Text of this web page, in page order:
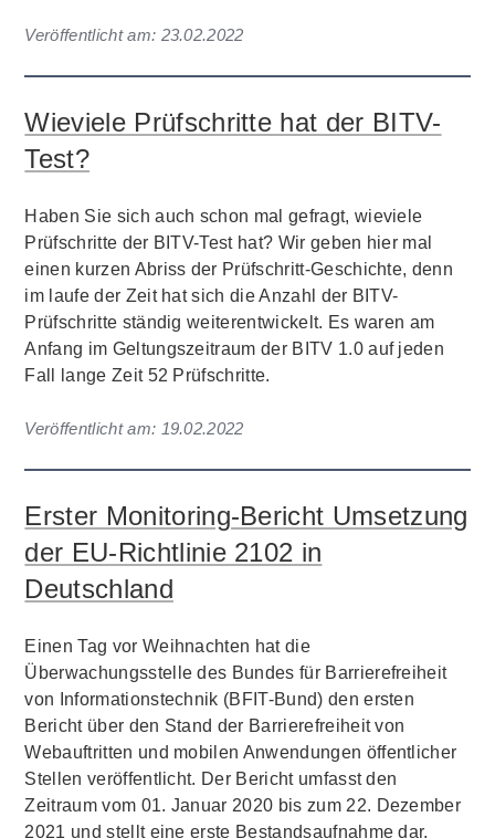
Veröffentlicht am: 23.02.2022
Wieviele Prüfschritte hat der BITV-
Test?
Haben Sie sich auch schon mal gefragt, wieviele
Prüfschritte der BITV-Test hat? Wir geben hier mal
einen kurzen Abriss der Prüfschritt-Geschichte, denn
im laufe der Zeit hat sich die Anzahl der BITV-
Prüfschritte ständig weiterentwickelt. Es waren am
Anfang im Geltungszeitraum der BITV 1.0 auf jeden
Fall lange Zeit 52 Prüfschritte.
Veröffentlicht am: 19.02.2022
Erster Monitoring-Bericht Umsetzung
der EU-Richtlinie 2102 in
Deutschland
Einen Tag vor Weihnachten hat die
Überwachungsstelle des Bundes für Barrierefreiheit
von Informationstechnik (BFIT-Bund) den ersten
Bericht über den Stand der Barrierefreiheit von
Webauftritten und mobilen Anwendungen öffentlicher
Stellen veröffentlicht. Der Bericht umfasst den
Zeitraum vom 01. Januar 2020 bis zum 22. Dezember
2021 und stellt eine erste Bestandsaufnahme dar,